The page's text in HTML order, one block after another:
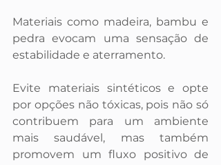
Materiais como madeira, bambu e
pedra evocam uma sensação de
estabilidade e aterramento.
Evite materiais sintéticos e opte
por opções não tóxicas, pois não só
contribuem para um ambiente
mais saudável, mas também
promovem um fluxo positivo de